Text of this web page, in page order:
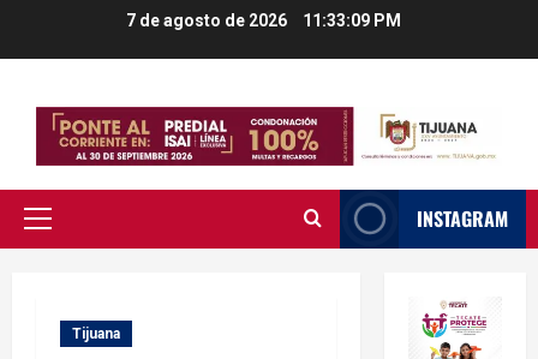
7 de agosto de 2026 11:33:10 PM
Menú
INSTAGRAM
Tijuana